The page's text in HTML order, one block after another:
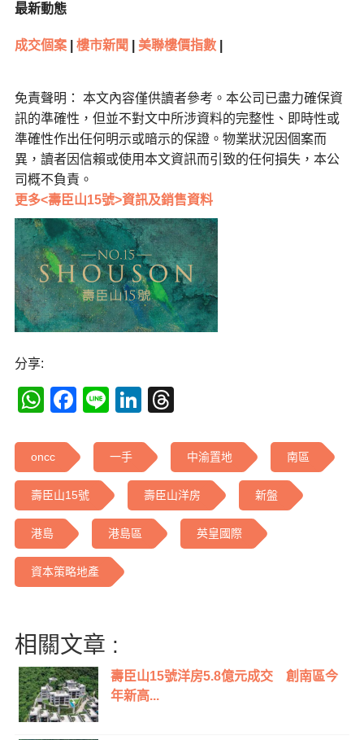
最新動態
成交個案| 樓市新聞 美聯樓價指數|
免責聲明： 本文內容僅供讀者參考。本公司已盡力確保資
訊的準確性，但並不對文中所涉資料的完整性、即時性或
準確性作出任何明示或暗示的保證。物業狀況因個案而
異，讀者因信賴或使用本文資訊而引致的任何損失，本公
司概不負責。
更多<壽臣山15號>資訊及銷售資料
分享:
WhatsApp
Facebook
LineLinkedIn
oncc 一手 中渝置地 南區
壽臣山15號 壽臣山洋房 新盤
港島 港島區 英皇國際
資本策略地產
相關文章 :
壽臣山15號洋房5.8億元成交 創南區今
年新高...